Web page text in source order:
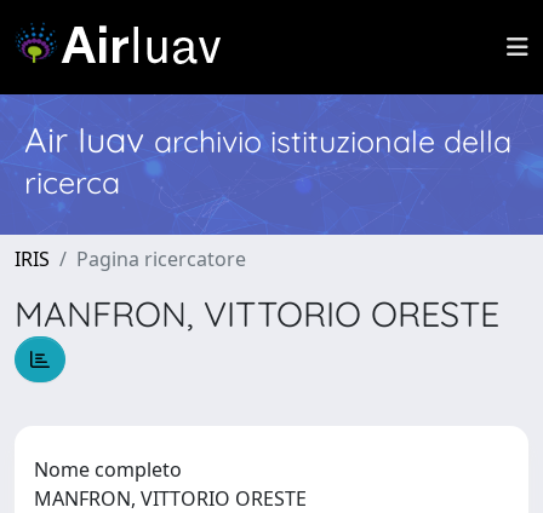
Air Iuav archivio istituzionale della
ricerca
IRIS Pagina ricercatore
MANFRON, VITTORIO ORESTE
Nome completo
MANFRON, VITTORIO ORESTE